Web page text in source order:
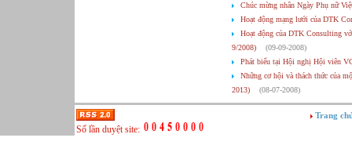
Chúc mừng nhân Ngày Phụ nữ
Hoạt động mạng lưới của DTK
Hoạt động của DTK Consulting
9/2008)
(09-09-2008)
Phát biểu tại Hội nghị Hội viên
Những cơ hội và thách thức của
2013)
(08-07-2008)
Công việc tại một công ty tư vấn
Hoạt động mạng lưới của DTK
Số lần duyệt site:
Trang